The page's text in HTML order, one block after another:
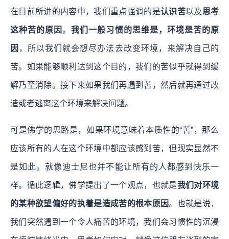
在目前所讲的内容中，我们重点强调的是认识苦以及思考
这种苦的原因。我们一般习惯的思维是，环境是苦的原
因 ，所以我们就会想尽办法去改变环境，来解决自己的
苦。如果能够顺利达到这个目的，我们的苦似乎就得到缓
解乃至消除。接下来如果我们再遇到苦，然后就再通过改
造或者逃离这个环境来解决问题。
可是佛学的思路是，如果环境意味着本质性的“苦”，那么
应该所有的人在这个环境中都应该感到苦，但现实显然不
是如此。就像迪士尼也并不能让所有的人都感到快乐一
样。循此逻辑，佛学提出了一个观点，也就是我们对环境
的某种欲望偏好的执着是造成苦的根本原因。也就是说，
我们突然遇到一个令人痛苦的环境，我们会习惯性的沉浸